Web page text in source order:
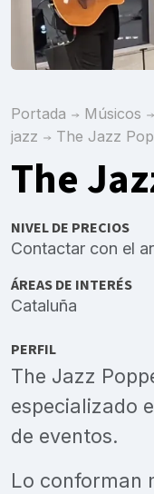
Portada Músicos
jazz
The Jazz
The
NIVEL DE PRECIOS
Contactar con el
ÁREAS DE INTERÉS
Cataluña
PERFIL
The Jazz
especializado
de eventos.
Lo conforman